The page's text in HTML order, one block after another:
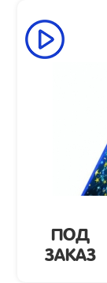
ПОД
ЗАКАЗ